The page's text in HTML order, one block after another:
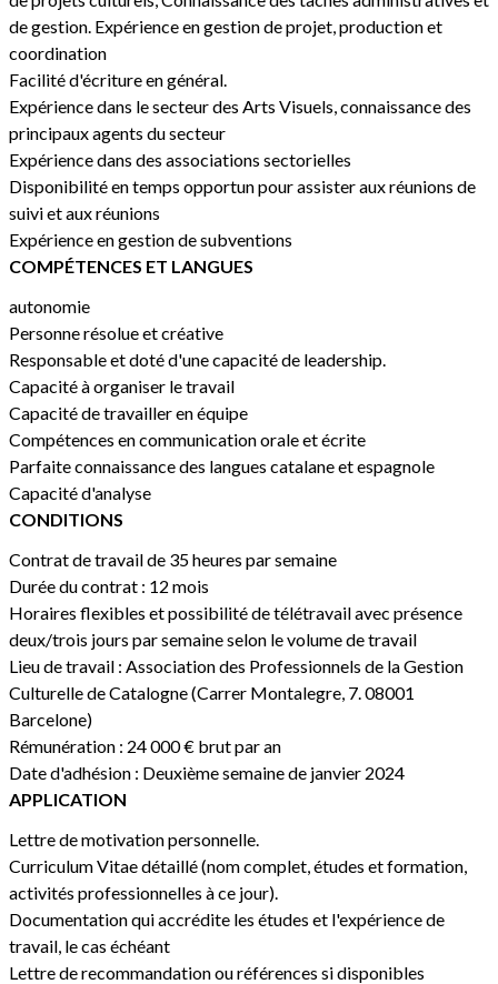
de gestion. Expérience en gestion de projet, production et
coordination
Facilité d'écriture en général.
Expérience dans le secteur des Arts Visuels, connaissance des
principaux agents du secteur
Expérience dans des associations sectorielles
Disponibilité en temps opportun pour assister aux réunions de
suivi et aux réunions
Expérience en gestion de subventions
COMPÉTENCES ET LANGUES
autonomie
Personne résolue et créative
Responsable et doté d'une capacité de leadership.
Capacité à organiser le travail
Capacité de travailler en équipe
Compétences en communication orale et écrite
Parfaite connaissance des langues catalane et espagnole
Capacité d'analyse
CONDITIONS
Contrat de travail de 35 heures par semaine
Durée du contrat : 12 mois
Horaires flexibles et possibilité de télétravail avec présence
deux/trois jours par semaine selon le volume de travail
Lieu de travail : Association des Professionnels de la Gestion
Culturelle de Catalogne (Carrer Montalegre, 7. 08001
Barcelone)
Rémunération : 24 000 € brut par an
Date d'adhésion : Deuxième semaine de janvier 2024
APPLICATION
Lettre de motivation personnelle.
Curriculum Vitae détaillé (nom complet, études et formation,
activités professionnelles à ce jour).
Documentation qui accrédite les études et l'expérience de
travail, le cas échéant
Lettre de recommandation ou références si disponibles